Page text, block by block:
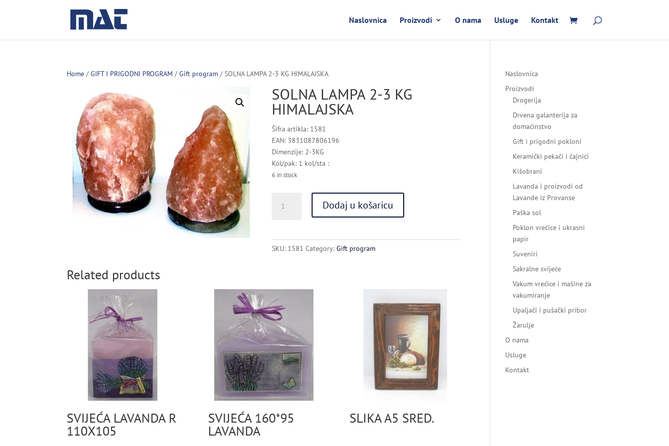
Naslovnica Proizvodi O nama Usluge Kontakt
Home /GIFT I PRIGODNI PROGRAM /Gift program / SOLNA LAMPA 2-3 KG HIMALAJSKA
SOLNA LAMPA 2-3 KG
HIMALAJSKA
Šifra artikla: 1581
EAN: 3831087806196
Dimenzije: 2-3KG
Kol/pak: 1 kol/sta :
6 in stock
LAMPA
Dodaj u košaricu
SKU: 1581 Category:Gift program
Related products
SVIJEĆA LAVANDA R
110X105
SVIJEĆA 160*95
LAVANDA
SLIKA A5 SRED.
Naslovnica
Proizvodi
Drogerija
Drvena galanterija za
domaćinstvo
Gift i prigodni pokloni
Keramički pekači i čajnici
Kišobrani
Lavanda i proizvodi od
Lavande iz Provanse
Paška sol
Poklon vrećice i ukrasni
papir
Suveniri
Sakralne svijeće
Vakum vrećice i mašine za
vakumiranje
Upaljači i pušački pribor
Žarulje
O nama
Usluge
Kontakt